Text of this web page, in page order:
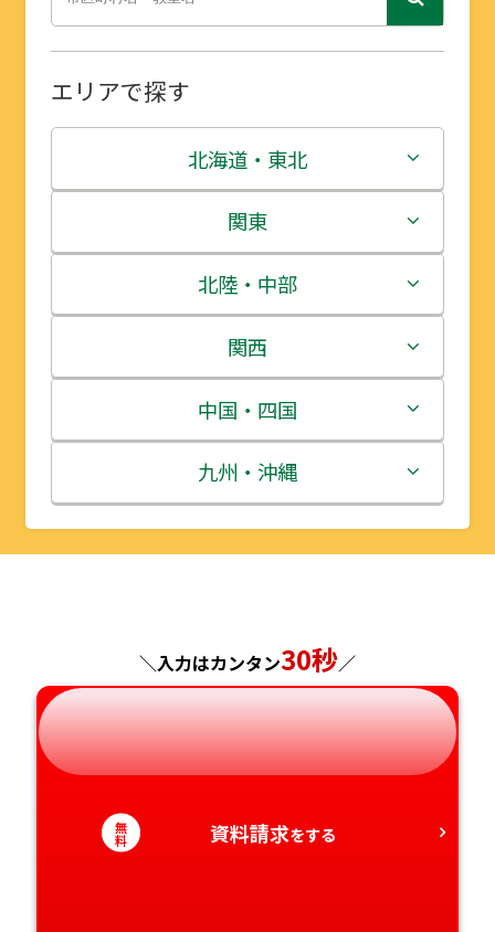
エリアで探す
北海道・東北
北海道
青森県
岩手県
宮城県
秋田県
山形県
関東
茨城県
栃木県
群馬県
埼玉県
千葉県
神奈川県
北陸・中部
新潟県
富山県
石川県
福井県
長野県
岐阜県
静岡県
愛知県
関西
三重県
滋賀県
京都府
兵庫県
奈良県
和歌山県
中国・四国
鳥取県
島根県
広島県
山口県
徳島県
香川県
九州・沖縄
福岡県
長崎県
熊本県
大分県
宮崎県
＼入力はカンタン30秒／
無
料 資料請求をする